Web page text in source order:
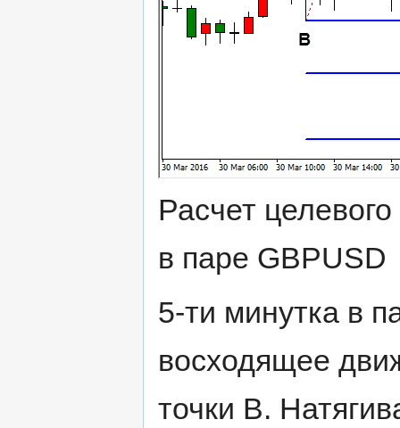
Расчет
в паре GBPUSD
5-ти минутка в
восходящее
точки В.